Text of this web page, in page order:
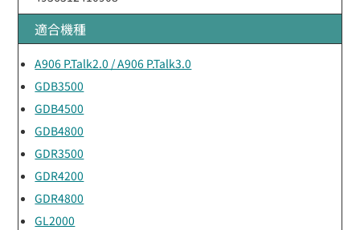
適合機種
A906 P.Talk2.0 / A906 P.Talk3.0
GDB3500
GDB4500
GDB4800
GDR3500
GDR4200
GDR4800
GL2000